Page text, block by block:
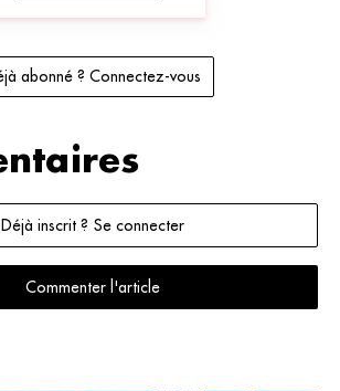
abonné ? Connectez-vous
Déjà inscrit ? Se connecter
Commenter l'article